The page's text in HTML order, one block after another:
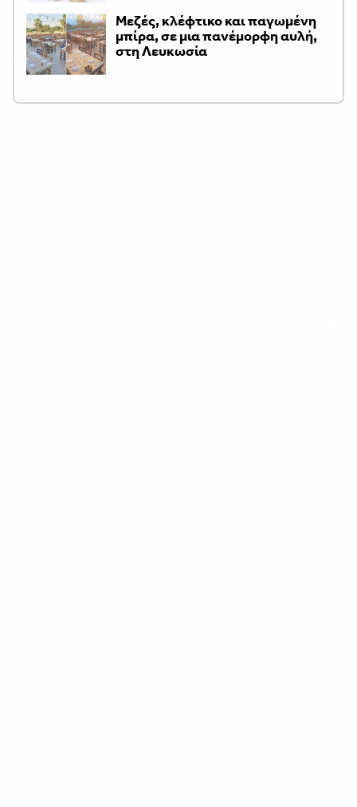
Μεζές, κλέφτικο και παγωμένη
μπίρα, σε μια πανέμορφη αυλή,
στη Λευκωσία